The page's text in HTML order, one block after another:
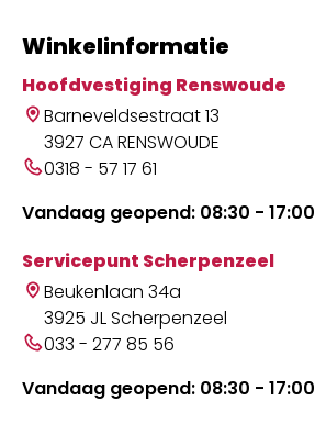
Winkelinformatie
Hoofdvestiging Renswoude
Barneveldsestraat 13
3927 CA RENSWOUDE
0318 - 57 17 61
Vandaag geopend: 08:30 - 17:00
Servicepunt Scherpenzeel
Beukenlaan 34a
3925 JL Scherpenzeel
033 - 277 85 56
Vandaag geopend: 08:30 - 17:00